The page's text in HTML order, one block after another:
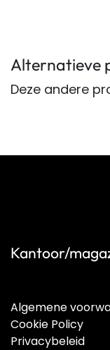
Alternatieve
Deze andere
Kantoor/
Algemene
Cookie Policy
Privacybeleid